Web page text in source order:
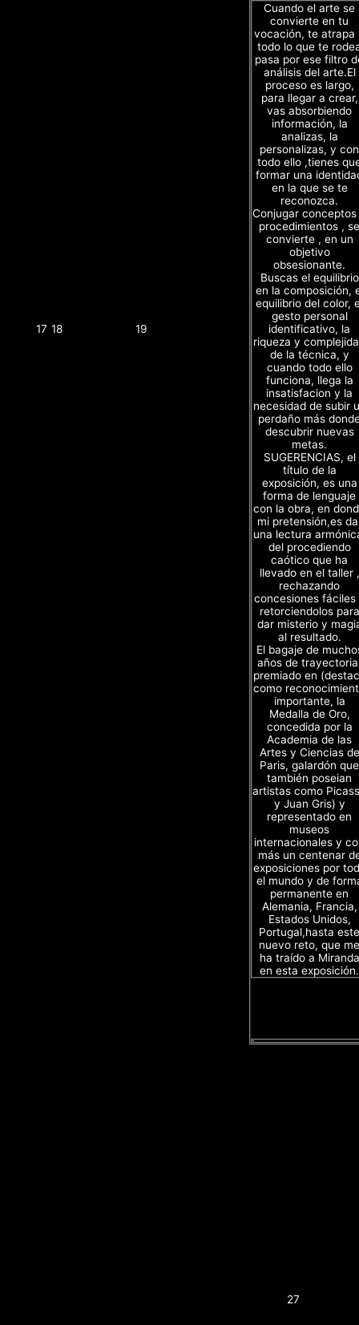
17 18 19
Cuando el arte se
convierte en tu
vocación, te atrapa
todo lo que te
pasa por ese filtro
análisis del arte.El
proceso es largo,
para llegar a crear,
vas absorbiendo
información, la
analizas, la
personalizas, y con
todo ello ,tienes
formar una
en la que se te
reconozca.
Conjugar
procedimientos , se
convierte , en un
objetivo
obsesionante.
Buscas el equilibrio
en la composición,
equilibrio del color,
gesto personal
identificativo, la
riqueza y
de la técnica, y
cuando todo ello
funciona, llega la
insatisfacion y la
necesidad de subir
perdaño más
descubrir nuevas
metas.
SUGERENCIAS, el
título de la
exposición, es una
forma de lenguaje
con la obra, en
mi pretensión,es
una lectura
del procediendo
caótico que ha
llevado en el taller ,
rechazando
concesiones fáciles
retorciendolos para
dar misterio y
al resultado.
El bagaje de
años de
premiado en
como
importante, la
Medalla de Oro,
concedida por la
Academia de las
Artes y Ciencias de
Paris, galardón que
también poseian
artistas como
y Juan Gris) y
representado en
museos
internacionales y
más un centenar
exposiciones por
el mundo y de
permanente en
Alemania, Francia,
Estados Unidos,
Portugal,hasta este
nuevo reto, que me
ha traído a Miranda
en esta exposición.
27